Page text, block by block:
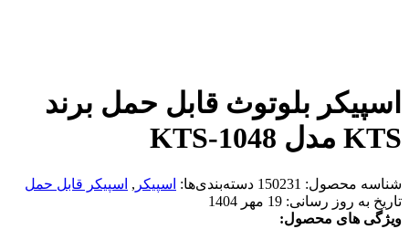
اسپیکر بلوتوث قابل حمل برند
KTS مدل KTS-1048
شناسه محصول: 150231 دسته‌بندی‌ها: اسپیکر , اسپیکر قابل حمل
تاریخ به روز رسانی: 19 مهر 1404
ویژگی های محصول: